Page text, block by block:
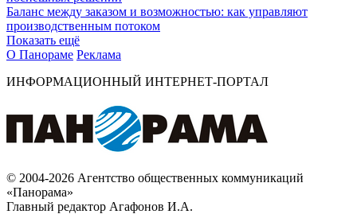
Баланс между заказом и возможностью: как управляют
производственным потоком
Показать ещё
О Панораме Реклама
ИНФОРМАЦИОННЫЙ ИНТЕРНЕТ-ПОРТАЛ
© 2004-2026 Агентство общественных коммуникаций
«Панорама»
Главный редактор Агафонов И.А.